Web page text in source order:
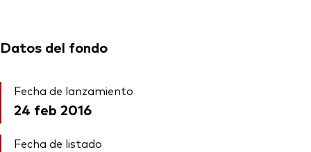
Datos del fondo
Fecha de lanzamiento
24 feb 2016
Fecha de listado